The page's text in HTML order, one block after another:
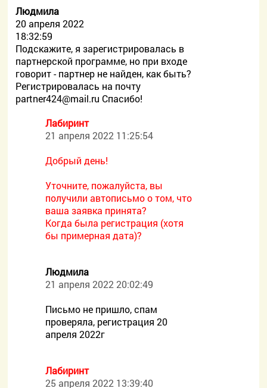
Людмила
20 апреля 2022
18:32:59
Подскажите, я зарегистрировалась в
партнерской программе, но при входе
говорит - партнер не найден, как быть?
Регистрировалась на почту
partner424@mail.ru Спасибо!
Лабиринт
21 апреля 2022 11:25:54
Добрый день!
Уточните, пожалуйста, вы
получили автописьмо о том, что
ваша заявка принята?
Когда была регистрация (хотя
бы примерная дата)?
Людмила
21 апреля 2022 20:02:49
Письмо не пришло, спам
проверяла, регистрация 20
апреля 2022г
Лабиринт
25 апреля 2022 13:39:40